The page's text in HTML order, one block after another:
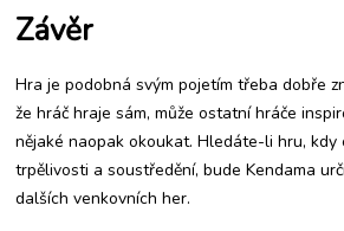
Závěr
Hra je podobná svým pojetím třeba dobře
že hráč hraje sám, může ostatní hráče
nějaké naopak okoukat. Hledáte-li hru, kdy
trpělivosti a soustředění, bude Kendama
dalších venkovních her.